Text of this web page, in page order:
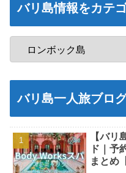
バリ島情報をカテ
バリ島一人旅ブロ
【バ
ド｜予
まとめ